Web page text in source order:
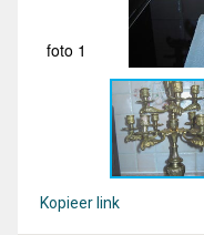
foto 1
Kopieer link